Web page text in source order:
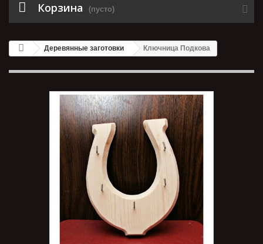
Корзина (пусто)
Деревянные заготовки Ключница Подкова